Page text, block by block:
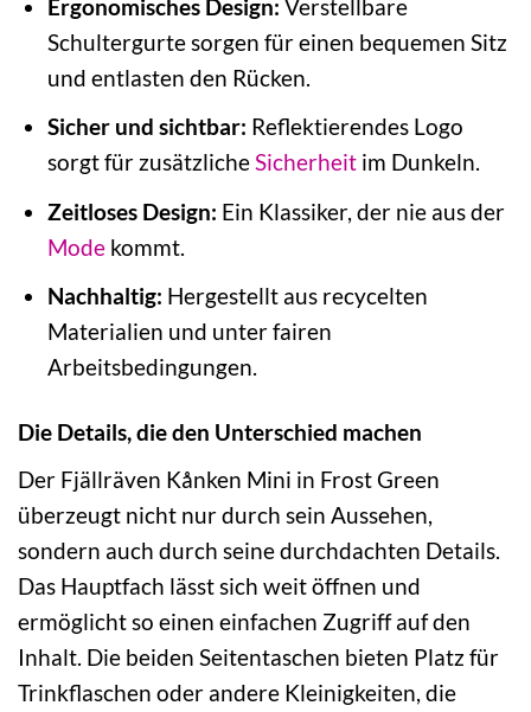
Ergonomisches Design: Verstellbare
Schultergurte sorgen für einen bequemen Sitz
und entlasten den Rücken.
Sicher und sichtbar: Reflektierendes Logo
sorgt für zusätzlicheSicherheitim Dunkeln.
Zeitloses Design: Ein Klassiker, der nie aus der
Modekommt.
Nachhaltig: Hergestellt aus recycelten
Materialien und unter fairen
Arbeitsbedingungen.
Die Details, die den Unterschied machen
Der Fjällräven Kånken Mini in Frost Green
überzeugt nicht nur durch sein Aussehen,
sondern auch durch seine durchdachten Details.
Das Hauptfach lässt sich weit öffnen und
ermöglicht so einen einfachen Zugriff auf den
Inhalt. Die beiden Seitentaschen bieten Platz für
Trinkflaschen oder andere Kleinigkeiten, die